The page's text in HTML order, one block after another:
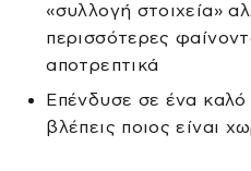
«συλλογή στοιχεία»
περισσότερες
αποτρεπτικά
Επένδυσε σε ένα
βλέπεις ποιος είναι